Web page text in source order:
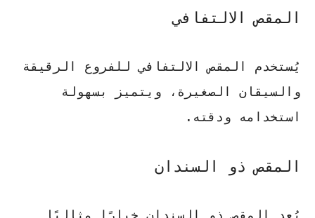
المقص الالتفافي
يُستخدم المقص الالتفافيللفروع الرقيقة
والسيقان الصغيرة، ويتميز بسهولة
استخدامه ودقته.
المقص ذو السندان
يُعد المقص ذو السندان خيارًا مثاليًا